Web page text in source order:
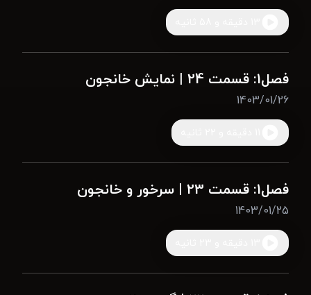
فصل1: قسمت 24 | نمایش خانجون
1403/01/26
فصل1: قسمت 23 | سرخور و خانجون
1403/01/25